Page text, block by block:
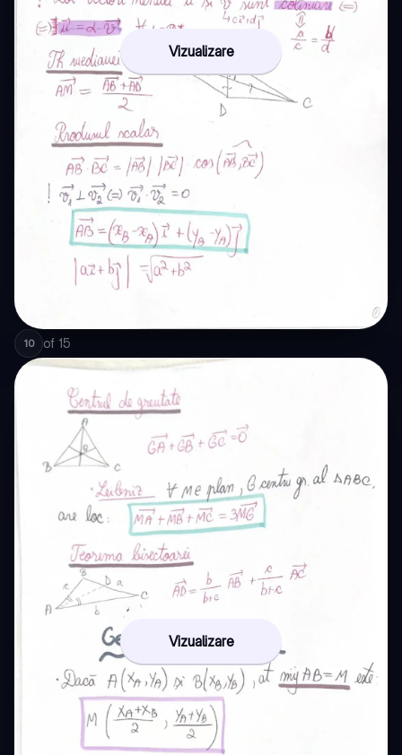
Vizualizare
10 of 15
Vizualizare